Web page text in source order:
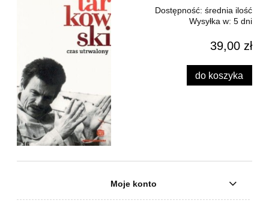
Dostępność: średnia ilość
Wysyłka w: 5 dni
39,00 zł
do koszyka
Moje konto